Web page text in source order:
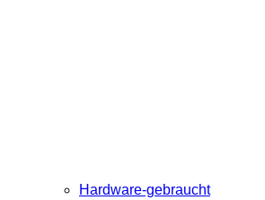
Hardware-gebraucht